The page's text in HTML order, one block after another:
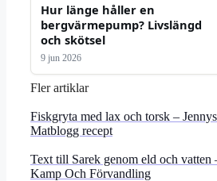
Hur länge håller en
bergvärmepump? Livslängd
och skötsel
9 jun 2026
Fler artiklar
Fiskgryta med lax och torsk – Jennys
Matblogg recept
Text till Sarek genom eld och vatten
Kamp Och Förvandling